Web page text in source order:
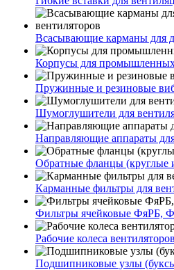
Всасывающие карманы для
Корпусы для промышленных
Пружинные и резиновые
Шумоглушители для
Направляющие аппараты
Обратные фланцы (круглые
Карманные фильтры для
Фильтры ячейковые ФяРБ,
Рабочие колеса вентиляторов
Подшипниковые узлы